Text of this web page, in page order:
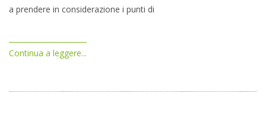
a prendere in considerazione i punti di
Continua a leggere...